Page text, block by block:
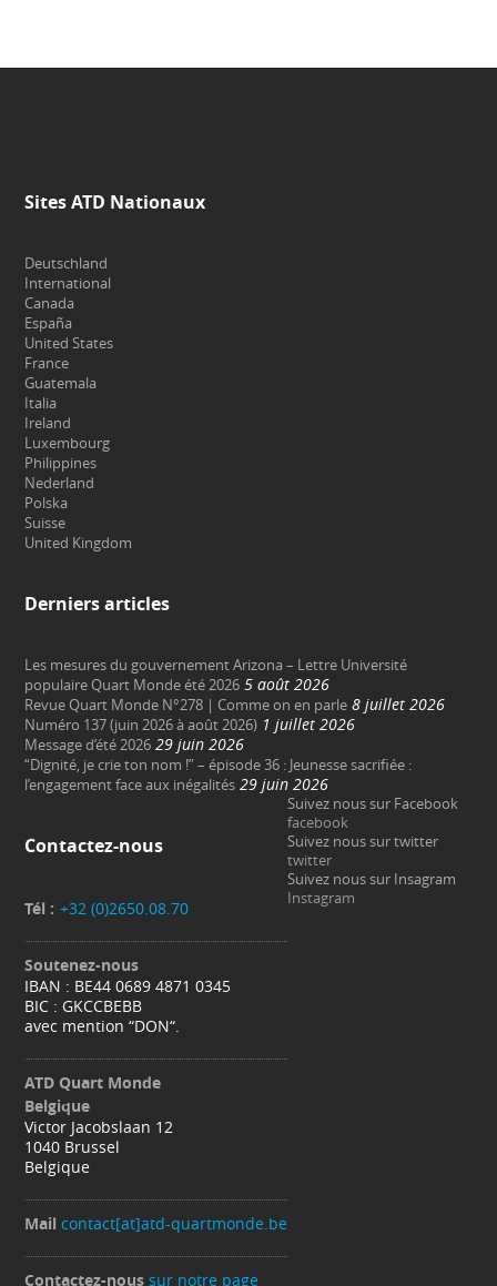
Sites ATD Nationaux
Deutschland
International
Canada
España
United States
France
Guatemala
Italia
Ireland
Luxembourg
Philippines
Nederland
Polska
Suisse
United Kingdom
Derniers articles
Les mesures du gouvernement Arizona – Lettre Université
populaire Quart Monde été 2026 5 août 2026
Revue Quart Monde N°278 | Comme on en parle 8 juillet 2026
Numéro 137 (juin 2026 à août 2026) 1 juillet 2026
Message d’été 2026 29 juin 2026
“Dignité, je crie ton nom !” – épisode 36 : Jeunesse sacrifiée :
l’engagement face aux inégalités 29 juin 2026
Contactez-nous
Tél : +32 (0)2650.08.70
Soutenez-nous
IBAN : BE44 0689 4871 0345
BIC : GKCCBEBB
avec mention “DON“.
ATD Quart Monde
Belgique
Victor Jacobslaan 12
1040 Brussel
Belgique
Mailcontact[at]atd-quartmonde.be
Contactez-nous sur notre page
Suivez nous sur Facebook
facebook
Suivez nous sur twitter
twitter
Suivez nous sur Insagram
Instagram